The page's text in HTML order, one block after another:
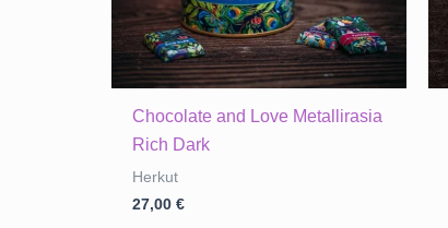
Chocolate and Love Metallirasia
Rich Dark
Herkut
27,00€